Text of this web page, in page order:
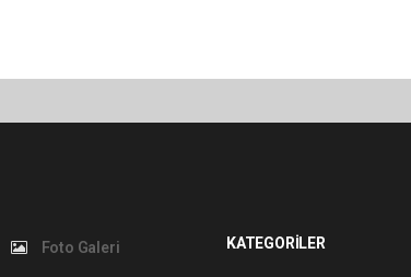
Foto Galeri KATEGORİLER